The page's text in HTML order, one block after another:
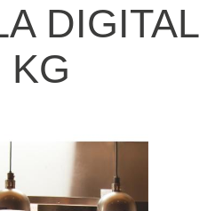
DIGITAL
KG